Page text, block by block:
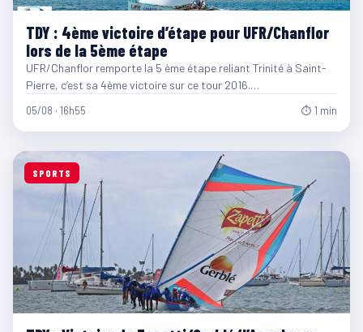
TDY : 4ème victoire d’étape pour UFR/Chanflor
lors de la 5ème étape
UFR/Chanflor remporte la 5 ème étape reliant Trinité à Saint-
Pierre, c’est sa 4ème victoire sur ce tour 2016.…
05/08 · 16h55 ⏱ 1 min
SPORTS